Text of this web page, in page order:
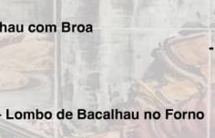
em situação de
de critério.
o falhanço nos incêndios de
se prejuízos através da
Muitos milhares de